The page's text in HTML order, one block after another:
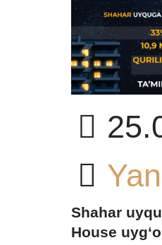
Shahar
House